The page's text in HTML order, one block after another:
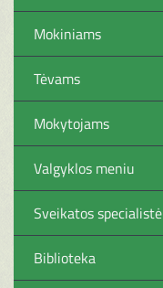
Mokiniams
Tėvams
Mokytojams
Valgyklos meniu
Sveikatos specialistė
Biblioteka